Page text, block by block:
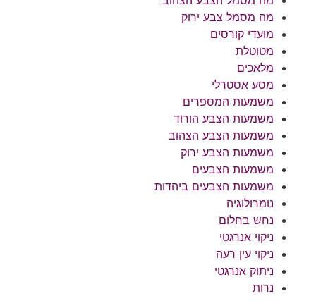
מה מסמל צבע ירוק
מועדי קורסים
מטוטלת
מלאכים
מסע אסטרלי
משמעות המספרים
משמעות הצבע הורוד
משמעות הצבע הצהוב
משמעות הצבע ירוק
משמעות הצבעים
משמעות הצבעים ביהדות
נומרולוגיה
נחש בחלום
ניקוי אנרגטי
ניקוי עין רעה
ניתוק אנרגטי
נרות